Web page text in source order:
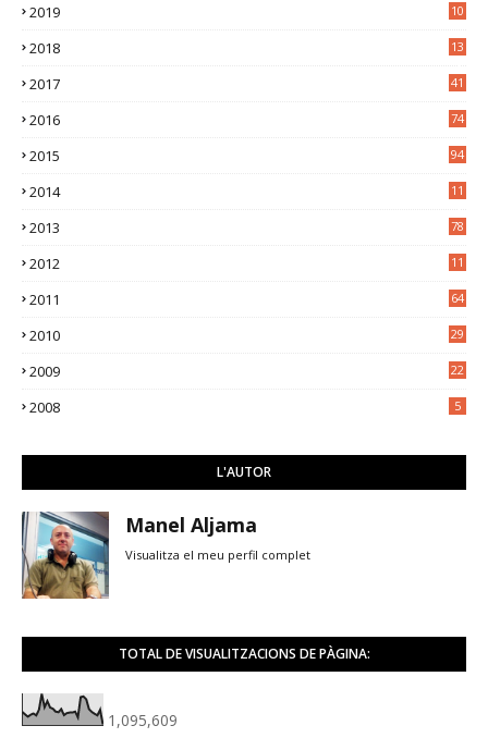
2019
10
2018
13
2017 41
2016 74
2015 94
2014
11
2013 78
2012
11
2011 64
2010 29
2009 22
2008 5
L'AUTOR
Manel Aljama
Visualitza el meu perfil complet
TOTAL DE VISUALITZACIONS DE PÀGINA:
1,095,609